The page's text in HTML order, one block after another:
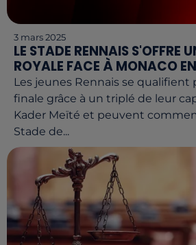
3 mars 2025
LE STADE RENNAIS S'OFFRE
ROYALE FACE À MONACO
Les jeunes Rennais se qualifient
finale grâce à un triplé de leur
Kader Meïté et peuvent
Stade de...